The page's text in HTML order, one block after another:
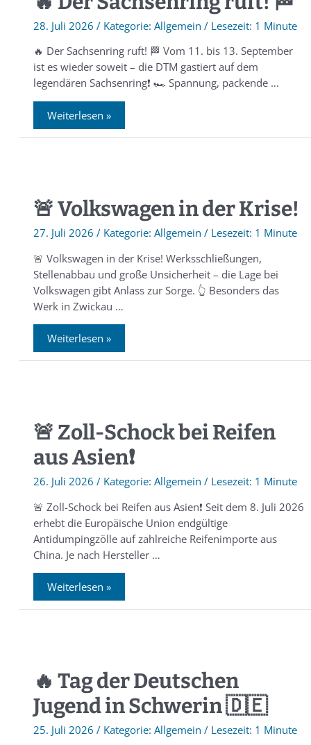
28. Juli 2026 / Allgemein /
1 Minute
🔥 Der Sachsenring ruft! 🏁 Vom 11. bis 13. September
ist es wieder soweit – die DTM gastiert auf dem
legendären Sachsenring❗️ 🏎 Spannung, packende …
Weiterlesen »
🚨 Volkswagen in der Krise!
27. Juli 2026 / Allgemein /
1 Minute
🚨 Volkswagen in der Krise! Werksschließungen,
Stellenabbau und große Unsicherheit – die Lage bei
Volkswagen gibt Anlass zur Sorge. 👆 Besonders das
Werk in Zwickau …
Weiterlesen »
🚨 Zoll-Schock bei Reifen
aus Asien❗️
26. Juli 2026 / Allgemein /
1 Minute
🚨 Zoll-Schock bei Reifen aus Asien❗️ Seit dem 8. Juli 2026
erhebt die Europäische Union endgültige
Antidumpingzölle auf zahlreiche Reifenimporte aus
China. Je nach Hersteller …
Weiterlesen »
🔥 Tag der Deutschen
Jugend in Schwerin 🇩🇪
25. Juli 2026 / Allgemein /
1 Minute